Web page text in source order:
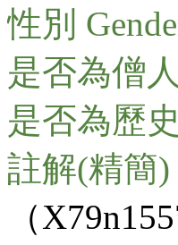
性別
是否為僧人
是否為歷
註解(精簡)
（